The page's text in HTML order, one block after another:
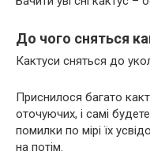
До чого сняться
Кактуси сняться до
Приснилося багато
оточуючих, і самі
помилки по мірі їх
на потім.